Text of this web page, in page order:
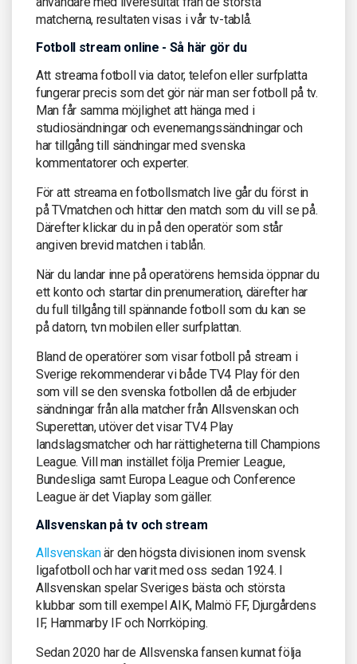
matcherna, resultaten visas i vår tv-tablå.
Fotboll stream online - Så här gör du
Att streama fotboll via dator, telefon eller surfplatta
fungerar precis som det gör när man ser fotboll på tv.
Man får samma möjlighet att hänga med i
studiosändningar och evenemangssändningar och
har tillgång till sändningar med svenska
kommentatorer och experter.
För att streama en fotbollsmatch live går du först in
på TVmatchen och hittar den match som du vill se på.
Därefter klickar du in på den operatör som står
angiven brevid matchen i tablån.
När du landar inne på operatörens hemsida öppnar du
ett konto och startar din prenumeration, därefter har
du full tillgång till spännande fotboll som du kan se
på datorn, tvn mobilen eller surfplattan.
Bland de operatörer som visar fotboll på stream i
Sverige rekommenderar vi både TV4 Play för den
som vill se den svenska fotbollen då de erbjuder
sändningar från alla matcher från Allsvenskan och
Superettan, utöver det visar TV4 Play
landslagsmatcher och har rättigheterna till Champions
League. Vill man instället följa Premier League,
Bundesliga samt Europa League och Conference
League är det Viaplay som gäller.
Allsvenskan på tv och stream
Allsvenskanär den högsta divisionen inom svensk
ligafotboll och har varit med oss sedan 1924. I
Allsvenskan spelar Sveriges bästa och största
klubbar som till exempel AIK, Malmö FF, Djurgårdens
IF, Hammarby IF och Norrköping.
Sedan 2020 har de Allsvenska fansen kunnat följa